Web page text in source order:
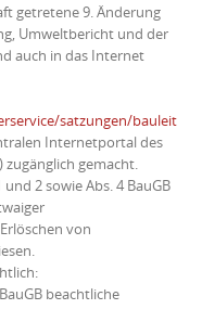
getretene 9. Änderung
Umweltbericht und der
auch in das Internet
satzungen/bauleit
Internetportal des
) zugänglich gemacht.
2 sowie Abs. 4 BauGB
von
beachtliche